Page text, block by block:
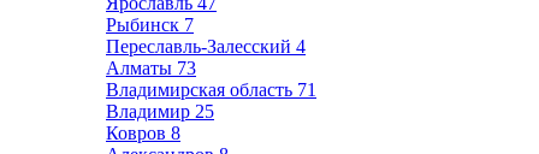
Рыбинск 7
Переславль-Залесский 4
Алматы 73
Владимирская область 71
Владимир 25
Ковров 8